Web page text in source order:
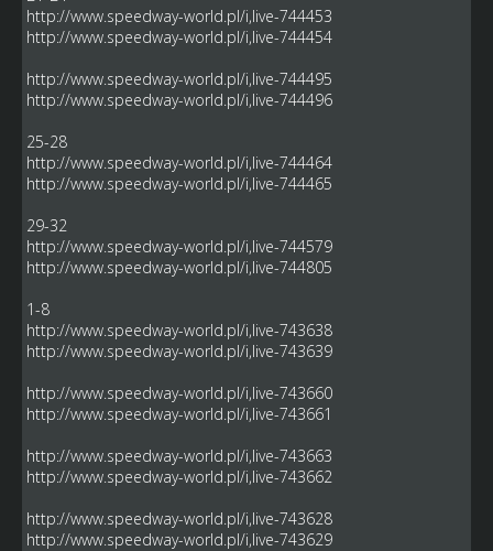
http://www.speedway-world.pl/i,live-744453
http://www.speedway-world.pl/i,live-744454
http://www.speedway-world.pl/i,live-744495
http://www.speedway-world.pl/i,live-744496
25-28
http://www.speedway-world.pl/i,live-744464
http://www.speedway-world.pl/i,live-744465
29-32
http://www.speedway-world.pl/i,live-744579
http://www.speedway-world.pl/i,live-744805
1-8
http://www.speedway-world.pl/i,live-743638
http://www.speedway-world.pl/i,live-743639
http://www.speedway-world.pl/i,live-743660
http://www.speedway-world.pl/i,live-743661
http://www.speedway-world.pl/i,live-743663
http://www.speedway-world.pl/i,live-743662
http://www.speedway-world.pl/i,live-743628
http://www.speedway-world.pl/i,live-743629